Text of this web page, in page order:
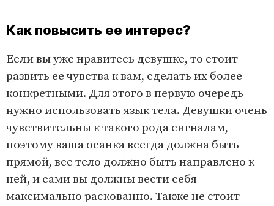
Как повысить ее интерес?
Если вы уже нравитесь девушке, то стоит
развить ее чувства к вам, сделать их более
конкретными. Для этого в первую очередь
нужно использовать язык тела. Девушки очень
чувствительны к такого рода сигналам,
поэтому ваша осанка всегда должна быть
прямой, все тело должно быть направлено к
ней, и сами вы должны вести себя
максимально раскованно. Также не стоит